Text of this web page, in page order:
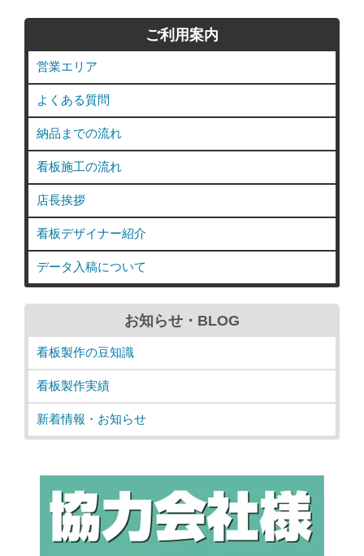
ご利用案内
営業エリア
よくある質問
納品までの流れ
看板施工の流れ
店長挨拶
看板デザイナー紹介
データ入稿について
お知らせ・BLOG
看板製作の豆知識
看板製作実績
新着情報・お知らせ